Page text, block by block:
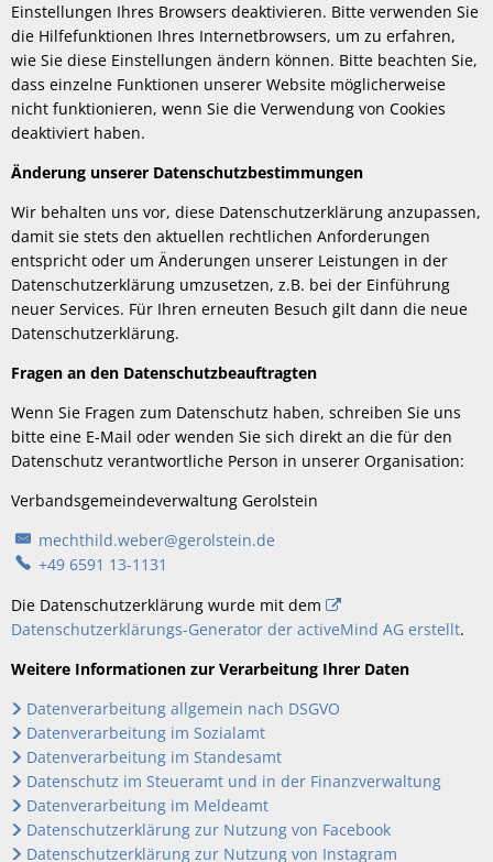
Einstellungen Ihres Browsers deaktivieren. Bitte verwenden Sie
die Hilfefunktionen Ihres Internetbrowsers, um zu erfahren,
wie Sie diese Einstellungen ändern können. Bitte beachten Sie,
dass einzelne Funktionen unserer Website möglicherweise
nicht funktionieren, wenn Sie die Verwendung von Cookies
deaktiviert haben.
Änderung unserer Datenschutzbestimmungen
Wir behalten uns vor, diese Datenschutzerklärung anzupassen,
damit sie stets den aktuellen rechtlichen Anforderungen
entspricht oder um Änderungen unserer Leistungen in der
Datenschutzerklärung umzusetzen, z.B. bei der Einführung
neuer Services. Für Ihren erneuten Besuch gilt dann die neue
Datenschutzerklärung.
Fragen an den Datenschutzbeauftragten
Wenn Sie Fragen zum Datenschutz haben, schreiben Sie uns
bitte eine E-Mail oder wenden Sie sich direkt an die für den
Datenschutz verantwortliche Person in unserer Organisation:
Verbandsgemeindeverwaltung Gerolstein
mechthild.weber@gerolstein.de
+49 6591 13-1131
Die Datenschutzerklärung wurde mit dem
Datenschutzerklärungs-Generator der activeMind AG erstellt.
Weitere Informationen zur Verarbeitung Ihrer Daten
Datenverarbeitung allgemein nach DSGVO
Datenverarbeitung im Sozialamt
Datenverarbeitung im Standesamt
Datenschutz im Steueramt und in der Finanzverwaltung
Datenverarbeitung im Meldeamt
Datenschutzerklärung zur Nutzung von Facebook
Datenschutzerklärung zur Nutzung von Instagram